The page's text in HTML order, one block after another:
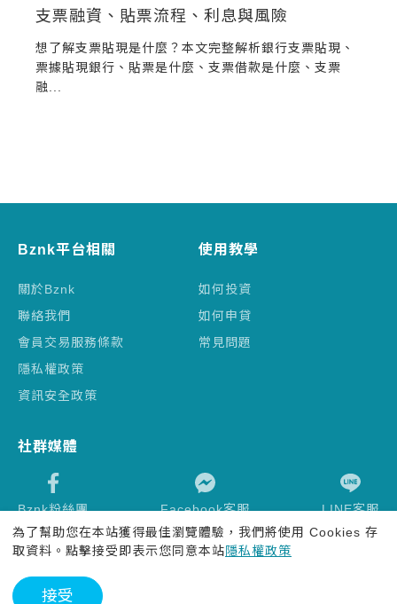
支票融資、貼票流程、利息與風險
想了解支票貼現是什麼？本文完整解析銀行支票貼現、
票據貼現銀行、貼票是什麼、支票借款是什麼、支票
融...
Bznk平台相關
關於Bznk
聯絡我們
會員交易服務條款
隱私權政策
資訊安全政策
使用教學
如何投資
如何申貸
常見問題
社群媒體
Bznk粉絲團 Facebook客服 LINE客服
平台智慧財產權受中華民國專利保護，請勿侵害
為了幫助您在本站獲得最佳瀏覽體驗，我們將使用 Cookies 存
取資料。點擊接受即表示您同意本站隱私權政策
接受